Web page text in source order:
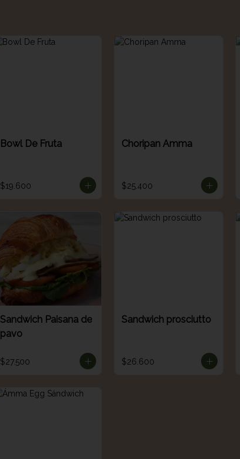
Bowl De Fruta
$19.600
Choripan Amma
$25.400
Sandwich Paisana de
pavo
$27.500
Sandwich prosciutto
$26.600